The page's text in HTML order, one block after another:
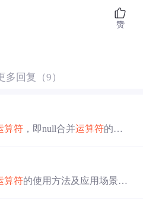
赞
多回复（9）
算符 ，即null合并运算符的功
理可空类型的方式。
算符的使用方法及应用场景。